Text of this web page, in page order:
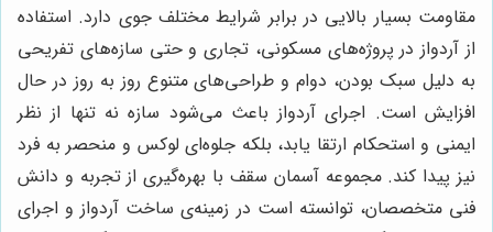
مقاومت بسیار بالایی در برابر شرایط مختلف جوی دارد. استفاده
از آردواز در پروژه‌های مسکونی، تجاری و حتی سازه‌های تفریحی
به دلیل سبک بودن، دوام و طراحی‌های متنوع روز به روز در حال
افزایش است. اجرای آردواز باعث می‌شود سازه نه تنها از نظر
ایمنی و استحکام ارتقا یابد، بلکه جلوه‌ای لوکس و منحصر به فرد
نیز پیدا کند. مجموعه آسمان سقف با بهره‌گیری از تجربه و دانش
فنی متخصصان، توانسته است در زمینه‌ی ساخت آردواز و اجرای